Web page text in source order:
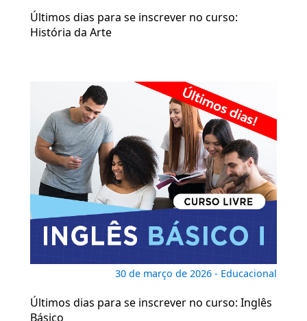
Últimos dias para se inscrever no curso:
História da Arte
30 de março de 2026 - Educacional
Últimos dias para se inscrever no curso: Inglês
Básico